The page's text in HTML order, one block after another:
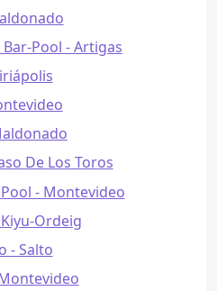
Pool - Artigas
De Los Toros
- Montevideo
Ordeig
- Salto